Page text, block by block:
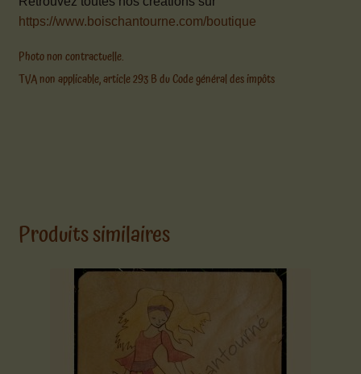
https://www.boischantourne.com/boutique
Photo non contractuelle.
TVA non applicable, article 293 B du Code général des impôts
Produits similaires